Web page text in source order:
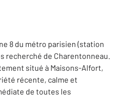
8 du métro parisien (station
recherché de Charentonneau.
situé à Maisons-Alfort,
récente, calme et
de toutes les